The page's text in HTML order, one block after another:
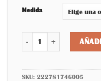
Medida
Banana base
SKU: 222781746005